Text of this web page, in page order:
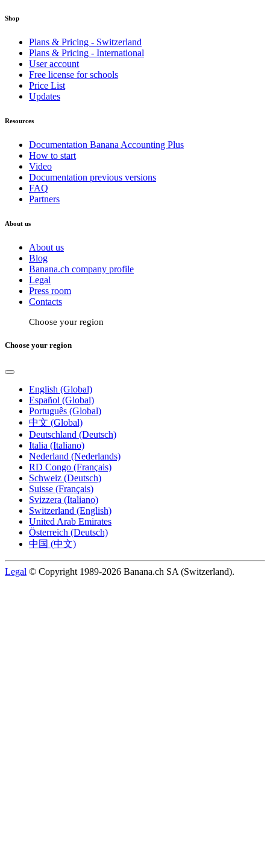
Shop
Plans & Pricing - Switzerland
Plans & Pricing - International
User account
Free license for schools
Price List
Updates
Resources
Documentation Banana Accounting Plus
How to start
Video
Documentation previous versions
FAQ
Partners
About us
About us
Blog
Banana.ch company profile
Legal
Press room
Contacts
Choose your region
Choose your region
English (Global)
Español (Global)
Português (Global)
中文 (Global)
Deutschland (Deutsch)
Italia (Italiano)
Nederland (Nederlands)
RD Congo (Français)
Schweiz (Deutsch)
Suisse (Français)
Svizzera (Italiano)
Switzerland (English)
United Arab Emirates
Österreich (Deutsch)
中国 (中文)
Legal © Copyright 1989-2026 Banana.ch SA (Switzerland).